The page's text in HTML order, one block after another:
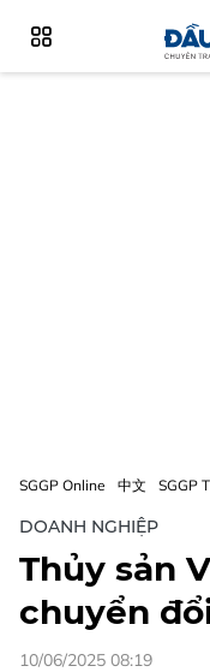
SGGP Online 中文 SGGP
DOANH NGHIỆP
Thủy sản
chuyển
10/06/2025 08:19